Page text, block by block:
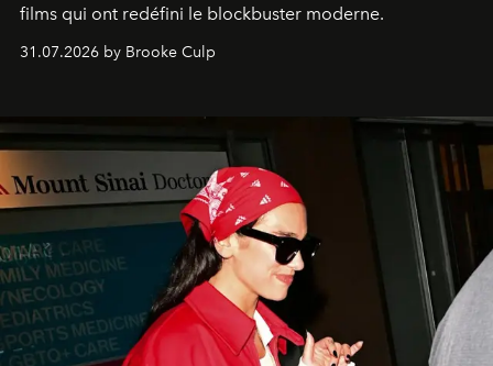
films qui ont redéfini le blockbuster moderne.
31.07.2026 by Brooke Culp